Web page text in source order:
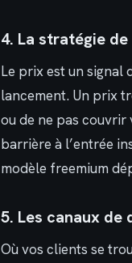
4. La stratégie
Le prix est un signal
lancement. Un prix
ou de ne pas couvrir
barrière à l’entrée
modèle freemium
5. Les canaux
Où vos clients se